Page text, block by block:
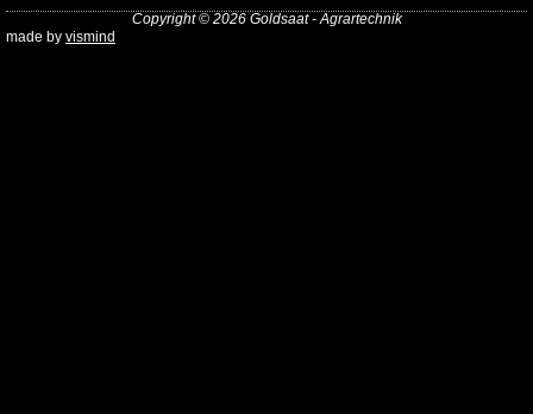
Copyright © 2026 Goldsaat - Agrartechnik
made by vismind